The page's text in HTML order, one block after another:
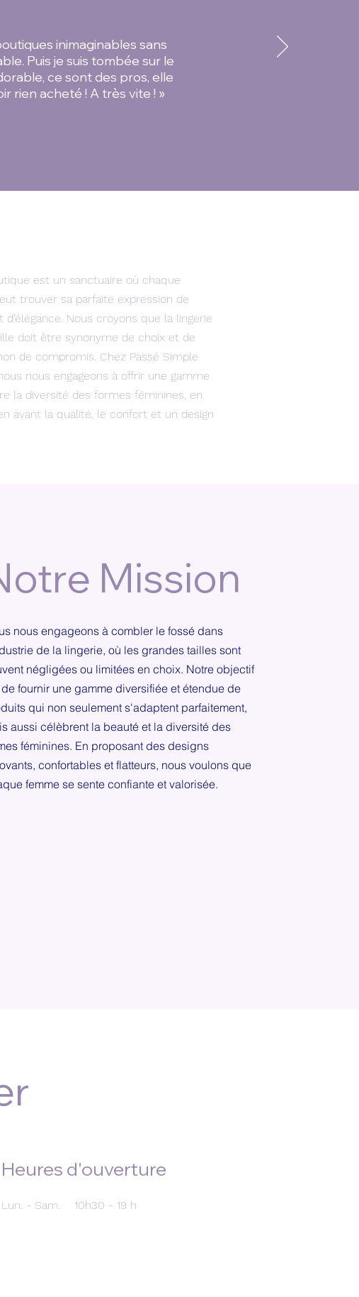
inimaginables sans
Puis je suis tombée sur le
ce sont des pros, elle
rien acheté ! A très vite ! »
est un sanctuaire où chaque
trouver sa parfaite expression de
Nous croyons que la lingerie
doit être synonyme de choix et de
de compromis. Chez Passé Simple
nous engageons à offrir une gamme
la diversité des formes féminines, en
avant la qualité, le confort et un design
Mission
nous engageons à combler le fossé dans
de la lingerie, où les grandes tailles sont
négligées ou limitées en choix. Notre objectif
fournir une gamme diversifiée et étendue de
qui non seulement s'adaptent parfaitement,
aussi célèbrent la beauté et la diversité des
féminines. En proposant des designs
confortables et flatteurs, nous voulons que
femme se sente confiante et valorisée.
Heures d'ouverture
Lun. - Sam. 10h30 - 19 h